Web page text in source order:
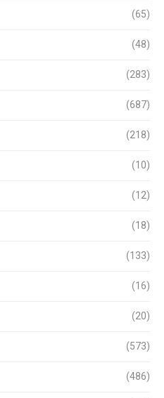
(65)
(48)
(283)
(687)
(218)
(10)
(12)
(18)
(133)
(16)
(20)
(573)
(486)